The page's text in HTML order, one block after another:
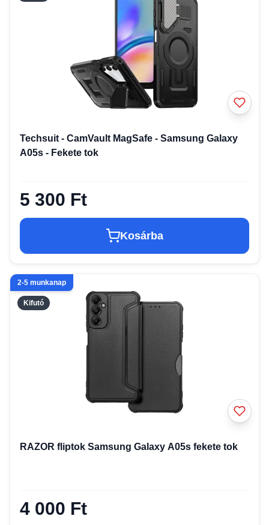
Techsuit - CamVault MagSafe - Samsung Galaxy
A05s - Fekete tok
5 300 Ft
Kosárba
Kifutó
2-5 munkanap
RAZOR fliptok Samsung Galaxy A05s fekete tok
4 000 Ft